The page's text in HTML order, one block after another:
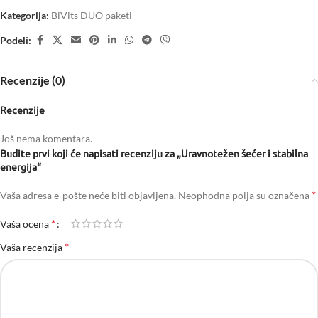
Kategorija: BiVits DUO paketi
Podeli:
Recenzije (0)
Recenzije
Još nema komentara.
Budite prvi koji će napisati recenziju za „Uravnotežen šećer i stabilna
energija“
Vaša adresa e-pošte neće biti objavljena. Neophodna polja su označena *
Vaša ocena *
Vaša recenzija *